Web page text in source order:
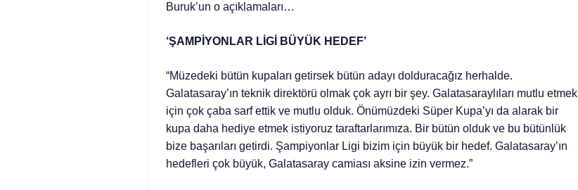
Buruk’un o açıklamaları…
‘ŞAMPİYONLAR LİGİ BÜYÜK HEDEF’
“Müzedeki bütün kupaları getirsek bütün adayı dolduracağız herhalde.
Galatasaray’ın teknik direktörü olmak çok ayrı bir şey. Galatasaraylıları mutlu etmek
için çok çaba sarf ettik ve mutlu olduk. Önümüzdeki Süper Kupa’yı da alarak bir
kupa daha hediye etmek istiyoruz taraftarlarımıza. Bir bütün olduk ve bu bütünlük
bize başarıları getirdi. Şampiyonlar Ligi bizim için büyük bir hedef. Galatasaray’ın
hedefleri çok büyük, Galatasaray camiası aksine izin vermez.”